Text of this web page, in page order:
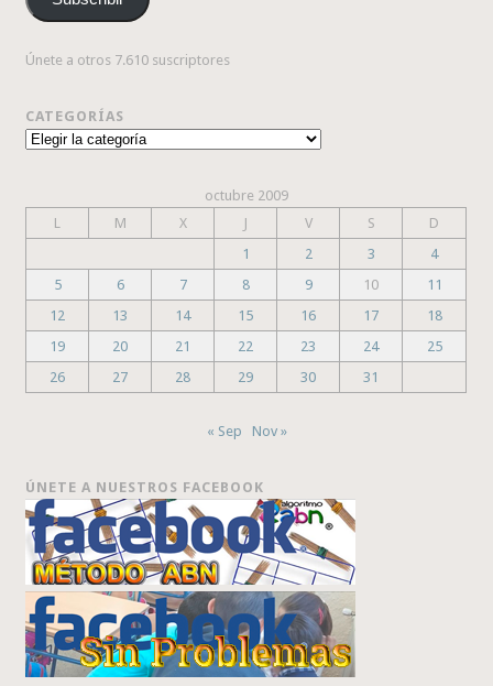
electrónico
Únete a otros 7.610 suscriptores
CATEGORÍAS
Categorías
octubre 2009
L
M X J V S
D
1
2 3
4
5
6 7 8 9 10
11
12
13 14 15 16 17
18
19
20 21 22 23 24
25
26
27 28 29 30 31
« Sep Nov »
ÚNETE A NUESTROS FACEBOOK